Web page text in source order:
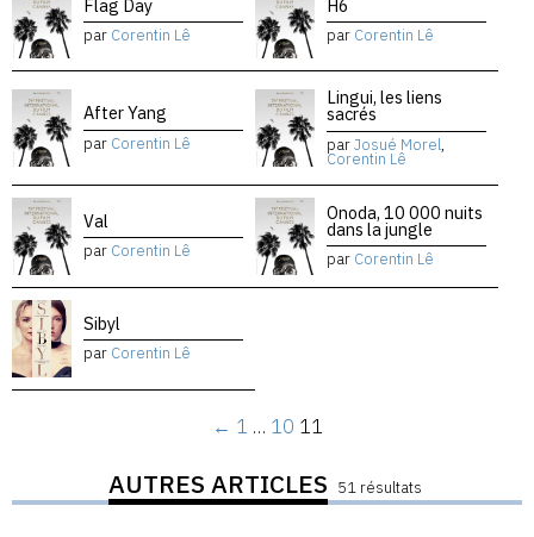
Flag Day
par Corentin Lê
H6
par Corentin Lê
After Yang
par Corentin Lê
Lingui, les liens
sacrés
parJosué Morel,
Corentin Lê
Val
par Corentin Lê
Onoda, 10 000 nuits
dans la jungle
par Corentin Lê
Sibyl
par Corentin Lê
← 1 … 10 11
AUTRES ARTICLES 51 résultats